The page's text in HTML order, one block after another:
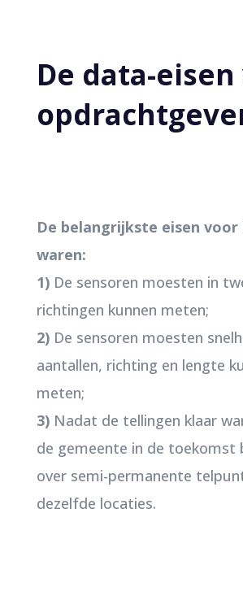
De data-eisen
De belangrijkste eisen
waren:
1)De sensoren moesten in
richtingen kunnen meten;
2)De sensoren moesten
aantallen, richting en lengte
meten;
3)Nadat de tellingen klaar
de gemeente in de toekomst
over semi-permanente
dezelfde locaties.